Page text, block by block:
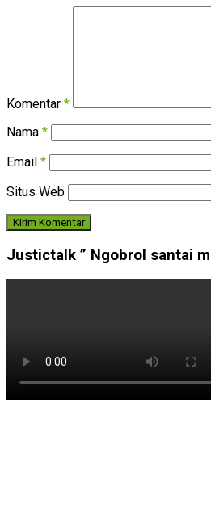
Komentar *
Nama *
Email *
Situs Web
Justictalk ” Ngobrol santai